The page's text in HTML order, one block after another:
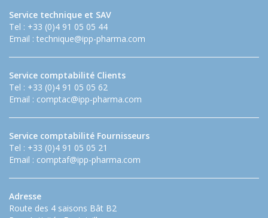
Service technique et SAV
Tel : +33 (0)4 91 05 05 44
Email : technique@ipp-pharma.com
Service comptabilité Clients
Tel : +33 (0)4 91 05 05 62
Email : comptac@ipp-pharma.com
Service comptabilité Fournisseurs
Tel : +33 (0)4 91 05 05 21
Email : comptaf@ipp-pharma.com
Adresse
Route des 4 saisons Bât B2